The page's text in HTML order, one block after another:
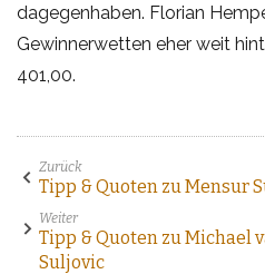
dagegenhaben. Florian
Gewinnerwetten eher weit
401,00.
Zurück
Tipp & Quoten zu Mensur
Weiter
Tipp & Quoten zu Michael
Suljovic